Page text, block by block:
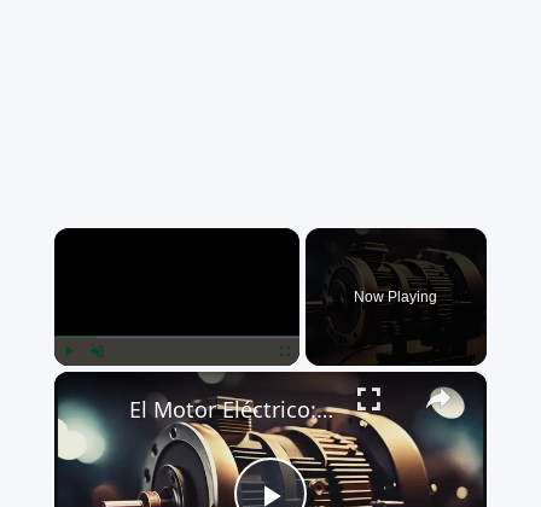
×
Now Playing
×
El Motor Eléctrico: Revolución en la Ingeniería